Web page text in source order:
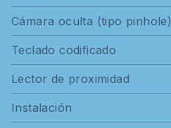
Cámara oculta (tipo pinhole)
Teclado codificado
Lector de proximidad
Instalación